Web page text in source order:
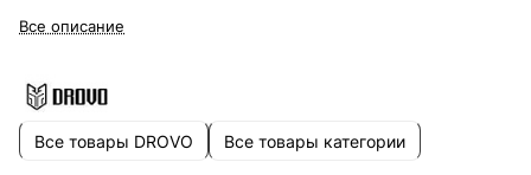
Все описание
Все товары DROVO Все товары категории